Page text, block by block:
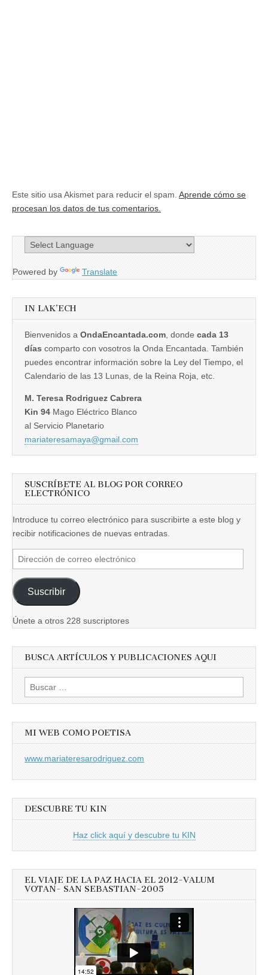
Este sitio usa Akismet para reducir el spam. Aprende cómo se
procesan los datos de tus comentarios.
Powered by Translate
IN LAK’ECH
Bienvenidos a OndaEncantada.com, donde cada 13
días comparto con vosotros la Onda Encantada. También
puedes encontrar información sobre la Ley del Tiempo, el
Calendario de las 13 Lunas, de la Reina Roja, etc.
M. Teresa Rodriguez Cabrera
Kin 94 Mago Eléctrico Blanco
al Servicio Planetario
mariateresamaya@gmail.com
SUSCRÍBETE AL BLOG POR CORREO
ELECTRÓNICO
Introduce tu correo electrónico para suscribirte a este blog y
recibir notificaciones de nuevas entradas.
Dirección
de
correo
electrónico
Suscribir
Únete a otros 228 suscriptores
BUSCA ARTÍCULOS Y PUBLICACIONES AQUI
Buscar:
MI WEB COMO POETISA
www.mariateresarodriguez.com
DESCUBRE TU KIN
Haz click aquí y descubre tu KIN
EL VIAJE DE LA PAZ HACIA EL 2012-VALUM
VOTAN- SAN SEBASTIAN-2005